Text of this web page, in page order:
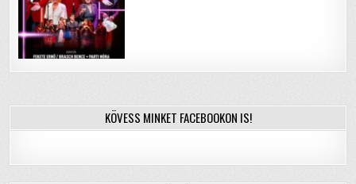
KÖVESS MINKET FACEBOOKON IS!